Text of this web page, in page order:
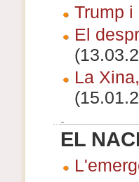
Trump i
El
La
EL